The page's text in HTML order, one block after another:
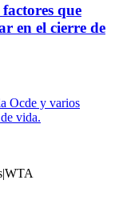
que
en el cierre de
Ocde y varios
vida.
|WTA